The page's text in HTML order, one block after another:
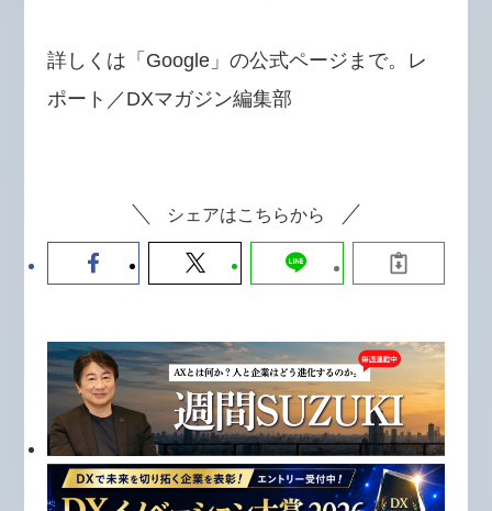
詳しくは「Google」の公式ページまで。レ
ポート／DXマガジン編集部
シェアはこちらから